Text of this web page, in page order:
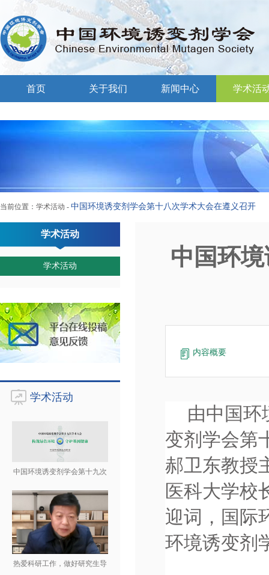
首页 关于我们 新闻中心 学术活
当前位置： 学术活动 - 中国环境诱变剂学会第十八次学术大会在遵义召开
学术活动
学术活动
学术活动
中国环境诱变剂学会第十九次
热爱科研工作，做好研究生导
中国环
内容概要
由中国环
变剂学会第
郝卫东教授
医科大学校
迎词，国际
环境诱变剂